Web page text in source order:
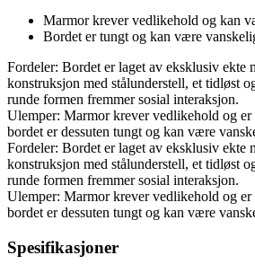
Marmor krever vedlikehold og kan
Bordet er tungt og kan være
Fordeler: Bordet er laget av eksklusiv ekte
konstruksjon med stålunderstell, et tidløst
runde formen fremmer sosial interaksjon.
Ulemper: Marmor krever vedlikehold og
bordet er dessuten tungt og kan være
Fordeler: Bordet er laget av eksklusiv ekte
konstruksjon med stålunderstell, et tidløst
runde formen fremmer sosial interaksjon.
Ulemper: Marmor krever vedlikehold og
bordet er dessuten tungt og kan være
Spesifikasjoner